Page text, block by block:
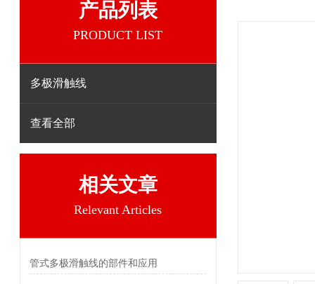
产品列表
PRODUCT LIST
多极滑触线
查看全部
相关文章
Relevant Articles
管式多极滑触线的部件和应用